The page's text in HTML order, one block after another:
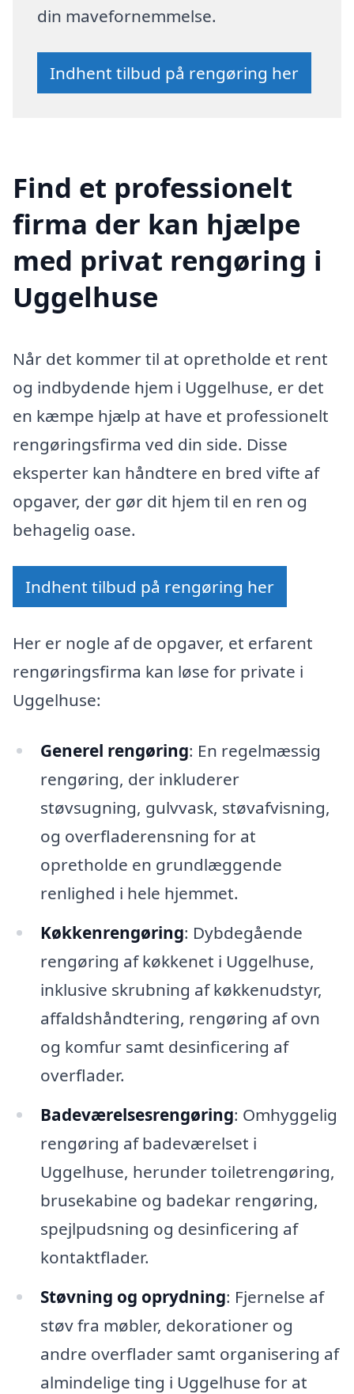
din mavefornemmelse.
Indhent tilbud på rengøring her
Find et professionelt
firma der kan hjælpe
med privat rengøring i
Uggelhuse
Når det kommer til at opretholde et rent
og indbydende hjem i Uggelhuse, er det
en kæmpe hjælp at have et professionelt
rengøringsfirma ved din side. Disse
eksperter kan håndtere en bred vifte af
opgaver, der gør dit hjem til en ren og
behagelig oase.
Indhent tilbud på rengøring her
Her er nogle af de opgaver, et erfarent
rengøringsfirma kan løse for private i
Uggelhuse:
Generel rengøring: En regelmæssig
rengøring, der inkluderer
støvsugning, gulvvask, støvafvisning,
og overfladerensning for at
opretholde en grundlæggende
renlighed i hele hjemmet.
Køkkenrengøring: Dybdegående
rengøring af køkkenet i Uggelhuse,
inklusive skrubning af køkkenudstyr,
affaldshåndtering, rengøring af ovn
og komfur samt desinficering af
overflader.
Badeværelsesrengøring: Omhyggelig
rengøring af badeværelset i
Uggelhuse, herunder toiletrengøring,
brusekabine og badekar rengøring,
spejlpudsning og desinficering af
kontaktflader.
Støvning og oprydning: Fjernelse af
støv fra møbler, dekorationer og
andre overflader samt organisering af
almindelige ting i Uggelhuse for at